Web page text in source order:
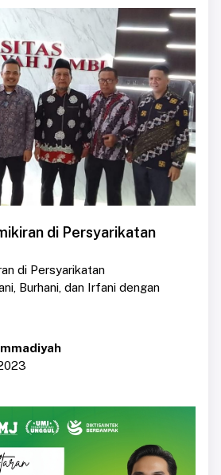
di Persyarikatan
di Persyarikatan
Burhani, dan Irfani dengan